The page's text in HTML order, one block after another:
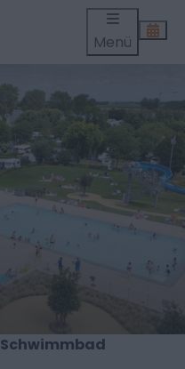
Menü
Schwimmbad